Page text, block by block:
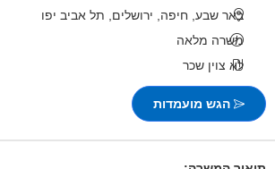
באר שבע, חיפה, ירושלים, תל אביב יפו
משרה מלאה
לא צוין שכר
הגש מועמדות